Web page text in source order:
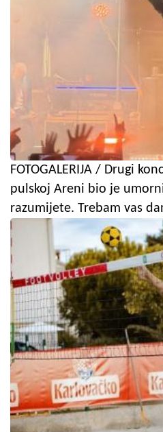
FOTOGALERIJA / Drugi
pulskoj Areni bio je
razumijete. Trebam vas